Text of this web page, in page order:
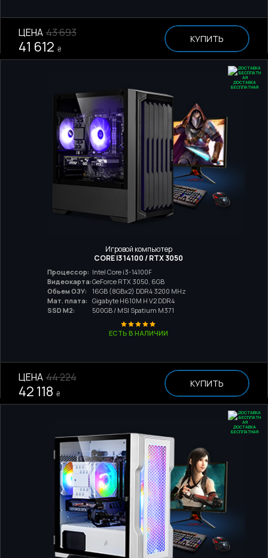
ЦЕНА 43 693
41 612 ₴
КУПИТЬ
ДОСТАВКА
БЕСПЛАТНАЯ
Игровой компьютер
CORE I3 14100 / RTX 3050
Процессор: Intel Core i3-14100F
Видеокарта:GeForce RTX 3050, 6GB
Обьем ОЗУ:
16GB (8GBx2) DDR4 3200 MHz
Мат. плата:
Gigabyte H610M H V2 DDR4
SSD M2:
500GB / MSI Spatium M371
ЕСТЬ В НАЛИЧИИ
ЦЕНА 44 224
42 118 ₴
КУПИТЬ
ДОСТАВКА
БЕСПЛАТНАЯ